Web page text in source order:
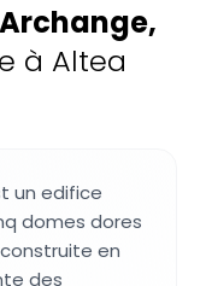
,
à Altea
un edifice
domes dores
en
des